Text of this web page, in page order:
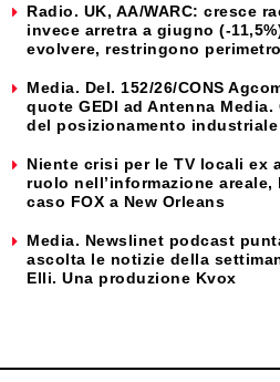
Radio. UK, AA/WARC: cresce
invece arretra a giugno (-
evolvere, restringono perimetro
Media. Del. 152/26/CONS
quote GEDI ad Antenna
del posizionamento industriale
Niente crisi per le TV locali ex
ruolo nell’informazione
caso FOX a New Orleans
Media. Newslinet podcast
ascolta le notizie della
Elli. Una produzione Kvox